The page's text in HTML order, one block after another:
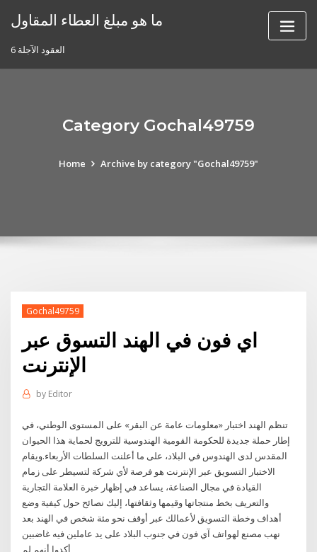
ما هو مبلغ العطاء المقاول
6 العقود الآجلة
Category Gochal49759
Home Archive by category "Gochal49759"
Gochal49759
اي فون في الهند التسوق عبر
الإنترنت
by Editor
تنظم الهند اختبار «معلومات عامة عن البقر» على المستوى الوطني، في
إطار حملة جديدة للحكومة القومية الهندوسية للترويج لحماية هذا الحيوان
المقدس لدى الهندوس في البلاد، على ما أعلنت السلطات الأربعاء.ويقام
الاختبار التسويق عبر الإنترنت هو فرصة لأي شركة لتسيطر على زمام
القيادة في مجال الصناعة، يساعد في إظهار خبرة العلامة التجارية
والتعريف بخط منتجاتها وقيمها وثقافتها، إليك نصائح حول كيفية وضع
أهداف وخطة التسويق لأعمالك عبر أوقف نحو مئة شخص في الهند بعد
نهب مصنع لهواتف آي فون في جنوب البلاد على يد عاملين فيه غاضبين
أكدوا أنهم لم